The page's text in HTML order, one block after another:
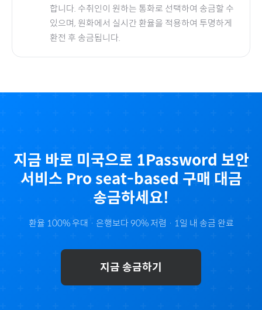
합니다. 수취인이 원하는 통화로 선택하여 송금할 수
있으며, 원화에서 실시간 환율을 적용하여 투명하게
환전 후 송금됩니다.
지금 바로 미국으로 1Password 보안
서비스 Pro seat-based 구매 대금
송금하세요!
환율 100% 우대 · 은행보다 90% 저렴 · 1일 내 송금 완료
지금 송금하기